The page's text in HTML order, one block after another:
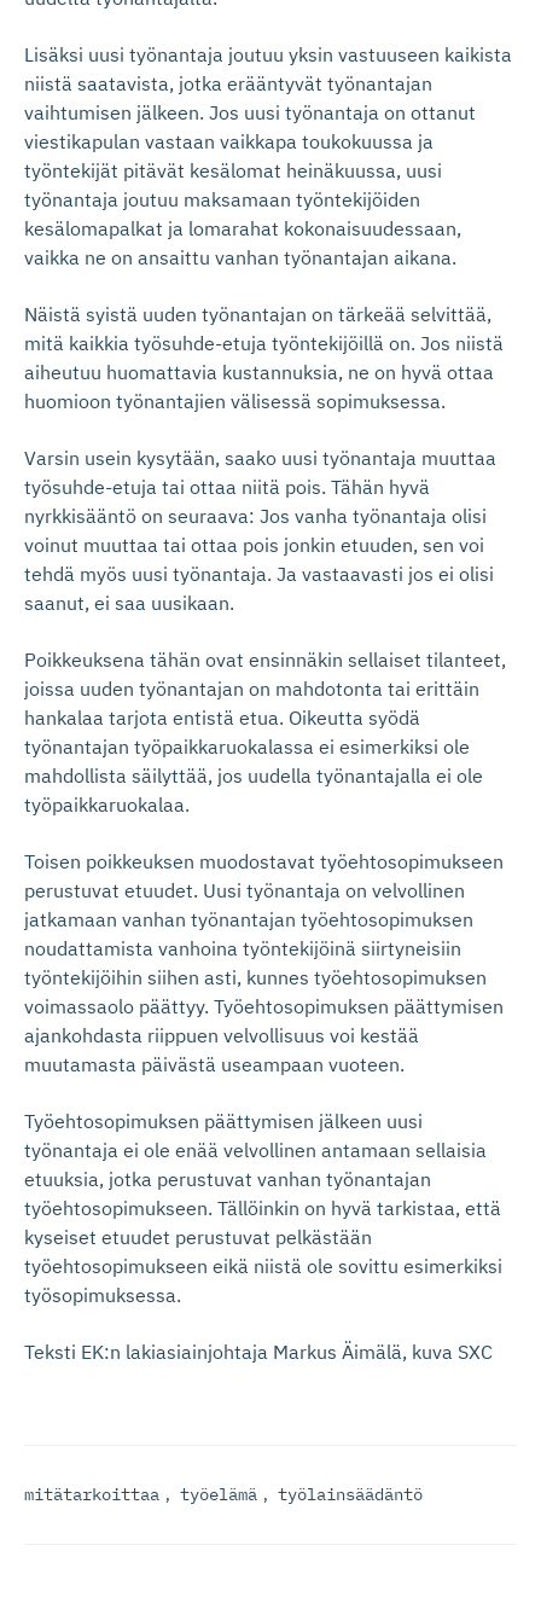
Lisäksi uusi työnantaja joutuu yksin vastuuseen kaikista
niistä saatavista, jotka erääntyvät työnantajan
vaihtumisen jälkeen. Jos uusi työnantaja on ottanut
viestikapulan vastaan vaikkapa toukokuussa ja
työntekijät pitävät kesälomat heinäkuussa, uusi
työnantaja joutuu maksamaan työntekijöiden
kesälomapalkat ja lomarahat kokonaisuudessaan,
vaikka ne on ansaittu vanhan työnantajan aikana.
Näistä syistä uuden työnantajan on tärkeää selvittää,
mitä kaikkia työsuhde-etuja työntekijöillä on. Jos niistä
aiheutuu huomattavia kustannuksia, ne on hyvä ottaa
huomioon työnantajien välisessä sopimuksessa.
Varsin usein kysytään, saako uusi työnantaja muuttaa
työsuhde-etuja tai ottaa niitä pois. Tähän hyvä
nyrkkisääntö on seuraava: Jos vanha työnantaja olisi
voinut muuttaa tai ottaa pois jonkin etuuden, sen voi
tehdä myös uusi työnantaja. Ja vastaavasti jos ei olisi
saanut, ei saa uusikaan.
Poikkeuksena tähän ovat ensinnäkin sellaiset tilanteet,
joissa uuden työnantajan on mahdotonta tai erittäin
hankalaa tarjota entistä etua. Oikeutta syödä
työnantajan työpaikkaruokalassa ei esimerkiksi ole
mahdollista säilyttää, jos uudella työnantajalla ei ole
työpaikkaruokalaa.
Toisen poikkeuksen muodostavat työehtosopimukseen
perustuvat etuudet. Uusi työnantaja on velvollinen
jatkamaan vanhan työnantajan työehtosopimuksen
noudattamista vanhoina työntekijöinä siirtyneisiin
työntekijöihin siihen asti, kunnes työehtosopimuksen
voimassaolo päättyy. Työehtosopimuksen päättymisen
ajankohdasta riippuen velvollisuus voi kestää
muutamasta päivästä useampaan vuoteen.
Työehtosopimuksen päättymisen jälkeen uusi
työnantaja ei ole enää velvollinen antamaan sellaisia
etuuksia, jotka perustuvat vanhan työnantajan
työehtosopimukseen. Tällöinkin on hyvä tarkistaa, että
kyseiset etuudet perustuvat pelkästään
työehtosopimukseen eikä niistä ole sovittu esimerkiksi
työsopimuksessa.
Teksti EK:n lakiasiainjohtaja Markus Äimälä, kuva SXC
mitätarkoittaa , työelämä , työlainsäädäntö